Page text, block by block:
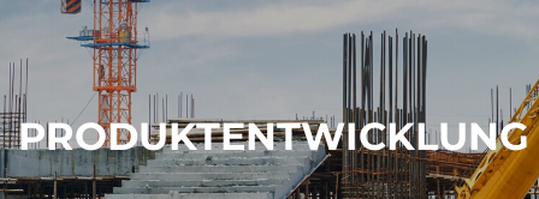
PRODUKTENTWICKLUNG